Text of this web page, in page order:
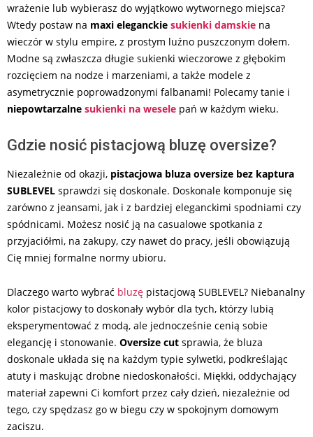
wrażenie lub wybierasz do wyjątkowo wytwornego miejsca?
Wtedy postaw na maxi eleganckie sukienki damskie na
wieczór w stylu empire, z prostym luźno puszczonym dołem.
Modne są zwłaszcza długie sukienki wieczorowe z głębokim
rozcięciem na nodze i marzeniami, a także modele z
asymetrycznie poprowadzonymi falbanami! Polecamy tanie i
niepowtarzalne sukienki na wesele pań w każdym wieku.
Gdzie nosić pistacjową bluzę oversize?
Niezależnie od okazji, pistacjowa bluza oversize bez kaptura
SUBLEVEL sprawdzi się doskonale. Doskonale komponuje się
zarówno z jeansami, jak i z bardziej eleganckimi spodniami czy
spódnicami. Możesz nosić ją na casualowe spotkania z
przyjaciółmi, na zakupy, czy nawet do pracy, jeśli obowiązują
Cię mniej formalne normy ubioru.
Dlaczego warto wybrać bluzę pistacjową SUBLEVEL? Niebanalny
kolor pistacjowy to doskonały wybór dla tych, którzy lubią
eksperymentować z modą, ale jednocześnie cenią sobie
elegancję i stonowanie. Oversize cut sprawia, że bluza
doskonale układa się na każdym typie sylwetki, podkreślając
atuty i maskując drobne niedoskonałości. Miękki, oddychający
materiał zapewni Ci komfort przez cały dzień, niezależnie od
tego, czy spędzasz go w biegu czy w spokojnym domowym
zaciszu.